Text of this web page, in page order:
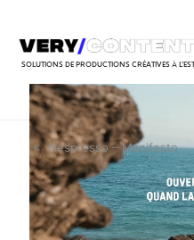
SOLUTIONS DE PRODUCTIONS CRÉATIVES À
Nespresso – Manifesto